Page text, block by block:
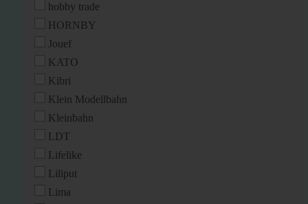
hobby trade
HORNBY
Jouef
KATO
Kibri
Klein Modellbahn
Kleinbahn
LDT
Lifelike
Liliput
Lima